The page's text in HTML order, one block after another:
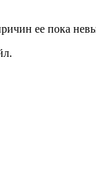
ее пока